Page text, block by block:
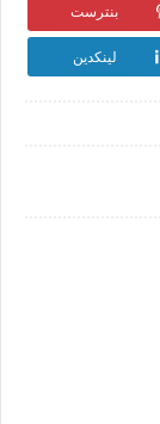
بنترست
لينكدين